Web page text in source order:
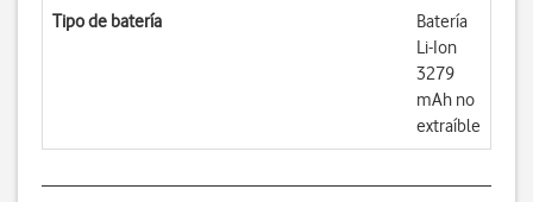
Tipo de batería
Batería
Li-Ion
3279
mAh no
extraíble